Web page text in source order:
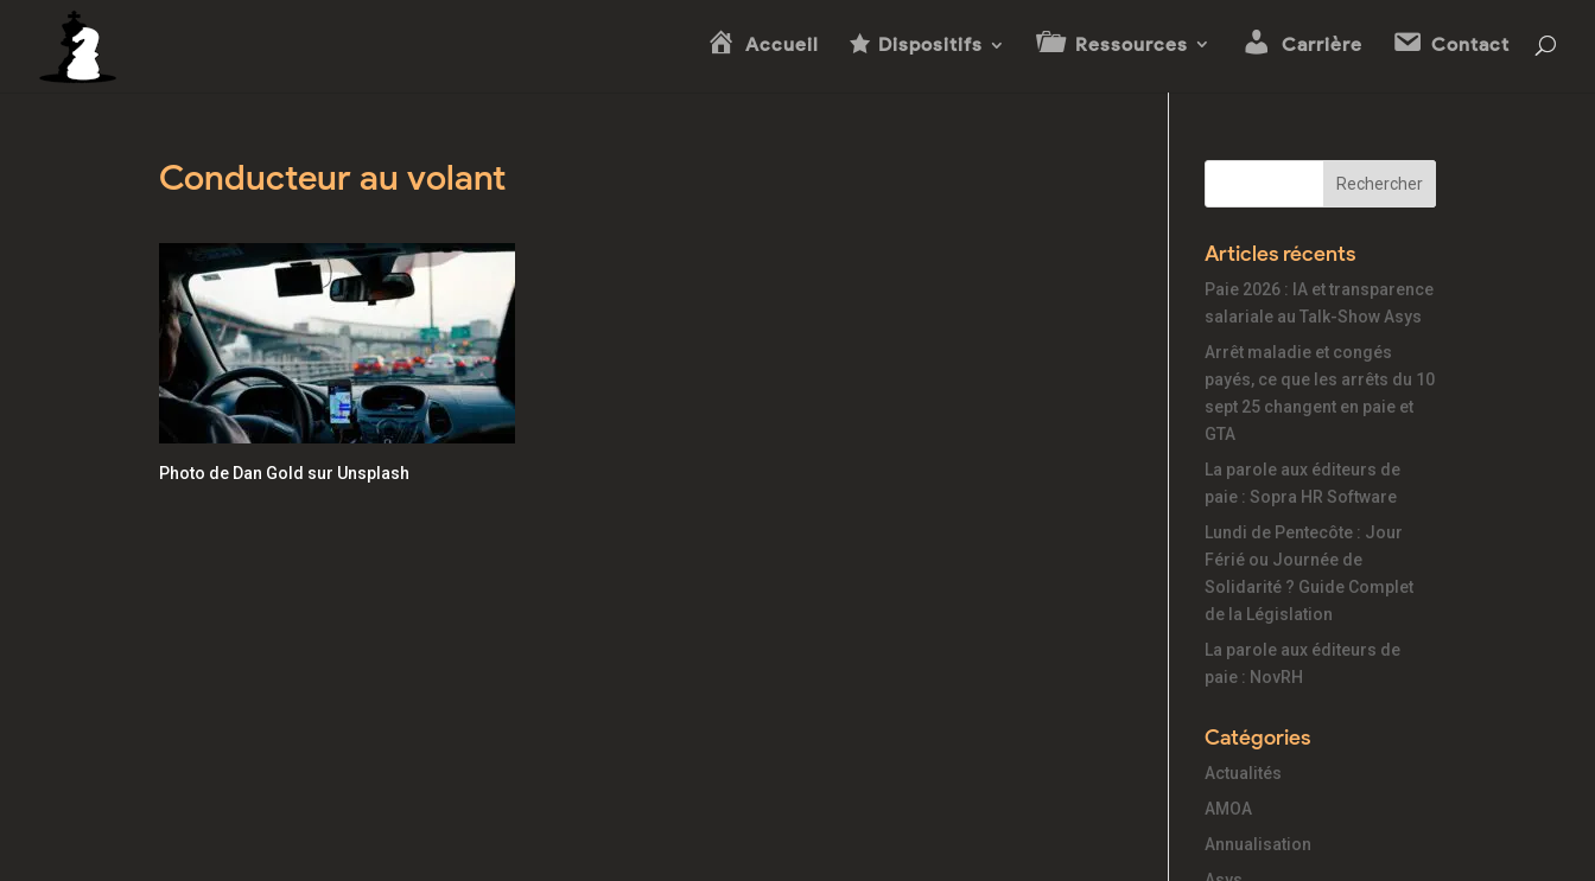
Accueil Dispositifs Ressources Carrière Contact
Conducteur au volant
Photo de Dan Gold sur Unsplash
Articles récents
Paie 2026 : IA et transparence
salariale au Talk-Show Asys
Arrêt maladie et congés
payés, ce que les arrêts du 10
sept 25 changent en paie et
GTA
La parole aux éditeurs de
paie : Sopra HR Software
Lundi de Pentecôte : Jour
Férié ou Journée de
Solidarité ? Guide Complet
de la Législation
La parole aux éditeurs de
paie : NovRH
Catégories
Actualités
AMOA
Annualisation